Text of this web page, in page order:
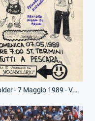
Folder - 7 Maggio 1989 - Volantino Irriducibili - Pescara-Lazio